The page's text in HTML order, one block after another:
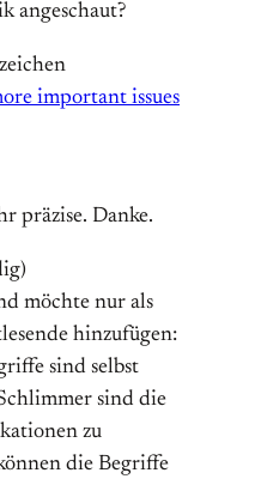
angeschaut?
important issues
präzise. Danke.
möchte nur als
hinzufügen:
sind selbst
sind die
zu
die Begriffe